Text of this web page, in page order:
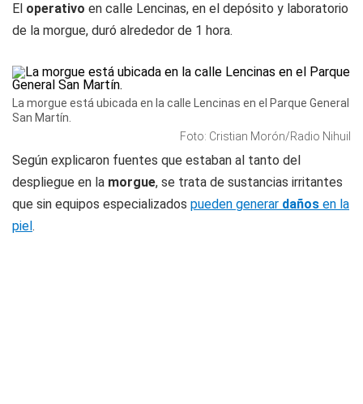
El operativo en calle Lencinas, en el depósito y laboratorio
de la morgue, duró alrededor de 1 hora.
La morgue está ubicada en la calle Lencinas en el Parque General
San Martín.
Foto: Cristian Morón/Radio Nihuil
Según explicaron fuentes que estaban al tanto del
despliegue en la morgue, se trata de sustancias irritantes
que sin equipos especializados pueden generar daños en la
piel.